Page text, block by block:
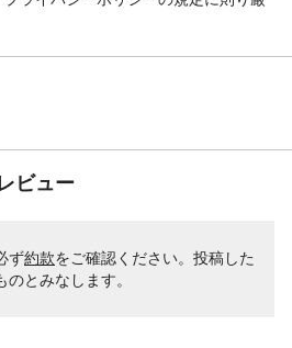
ビュー
ず約款をご確認ください。投稿した
とみなします。